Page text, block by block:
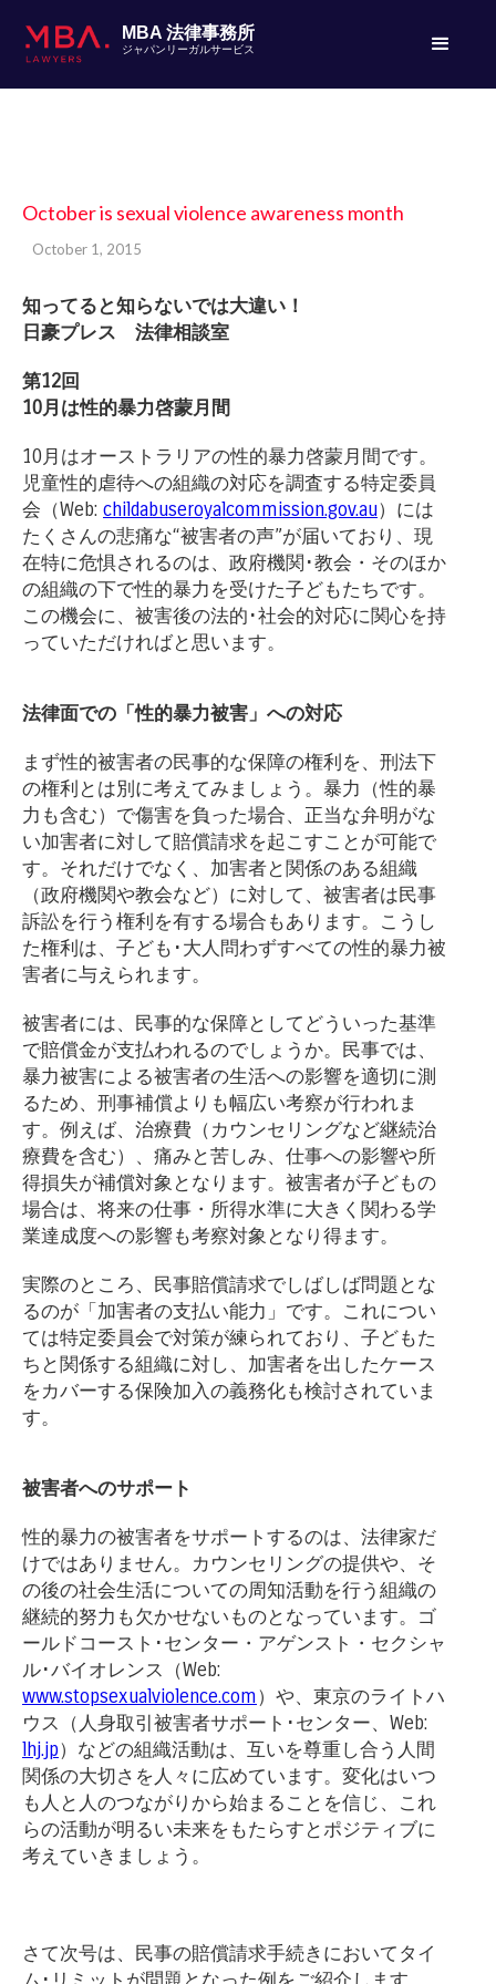
MBA 法律事務所
ジャパンリーガルサービス
October is sexual violence awareness month
October 1, 2015
知ってると知らないでは大違い！
日豪プレス 法律相談室
第12回
10月は性的暴力啓蒙月間
10月はオーストラリアの性的暴力啓蒙月間です。
児童性的虐待への組織の対応を調査する特定委員
会（Web: childabuseroyalcommission.gov.au）には
たくさんの悲痛な“被害者の声”が届いており、現
在特に危惧されるのは、政府機関･教会・そのほか
の組織の下で性的暴力を受けた子どもたちです。
この機会に、被害後の法的･社会的対応に関心を持
っていただければと思います。
法律面での「性的暴力被害」への対応
まず性的被害者の民事的な保障の権利を、刑法下
の権利とは別に考えてみましょう。暴力（性的暴
力も含む）で傷害を負った場合、正当な弁明がな
い加害者に対して賠償請求を起こすことが可能で
す。それだけでなく、加害者と関係のある組織
（政府機関や教会など）に対して、被害者は民事
訴訟を行う権利を有する場合もあります。こうし
た権利は、子ども･大人問わずすべての性的暴力被
害者に与えられます。
被害者には、民事的な保障としてどういった基準
で賠償金が支払われるのでしょうか。民事では、
暴力被害による被害者の生活への影響を適切に測
るため、刑事補償よりも幅広い考察が行われま
す。例えば、治療費（カウンセリングなど継続治
療費を含む）、痛みと苦しみ、仕事への影響や所
得損失が補償対象となります。被害者が子どもの
場合は、将来の仕事・所得水準に大きく関わる学
業達成度への影響も考察対象となり得ます。
実際のところ、民事賠償請求でしばしば問題とな
るのが「加害者の支払い能力」です。これについ
ては特定委員会で対策が練られており、子どもた
ちと関係する組織に対し、加害者を出したケース
をカバーする保険加入の義務化も検討されていま
す。
被害者へのサポート
性的暴力の被害者をサポートするのは、法律家だ
けではありません。カウンセリングの提供や、そ
の後の社会生活についての周知活動を行う組織の
継続的努力も欠かせないものとなっています。ゴ
ールドコースト･センター・アゲンスト・セクシャ
ル･バイオレンス（Web:
www.stopsexualviolence.com）や、東京のライトハ
ウス（人身取引被害者サポート･センター、Web:
lhj.jp）などの組織活動は、互いを尊重し合う人間
関係の大切さを人々に広めています。変化はいつ
も人と人のつながりから始まることを信じ、これ
らの活動が明るい未来をもたらすとポジティブに
考えていきましょう。
さて次号は、民事の賠償請求手続きにおいてタイ